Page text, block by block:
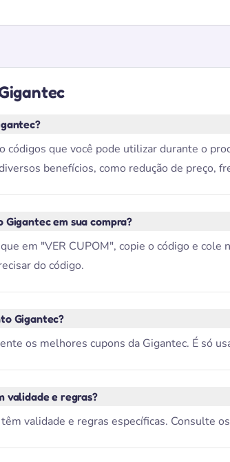
códigos que você pode utilizar durante o
benefícios, como redução de preço,
Gigantec em sua compra?
em "VER CUPOM", copie o código e
do código.
Gigantec?
os melhores cupons da Gigantec. É só
validade e regras?
validade e regras específicas. Consulte